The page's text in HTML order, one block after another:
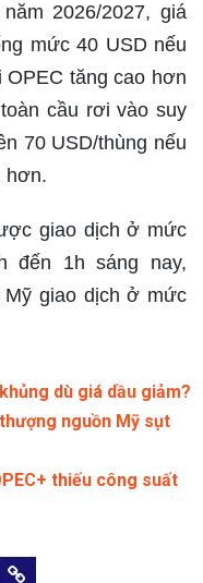
2026/2027, giá
mức 40 USD nếu
tăng cao hơn
cầu rơi vào suy
70 USD/thùng nếu
hơn.
giao dịch ở mức
đến 1h sáng nay,
giao dịch ở mức
dù giá dầu giảm?
nguồn Mỹ sụt
thiếu công suất